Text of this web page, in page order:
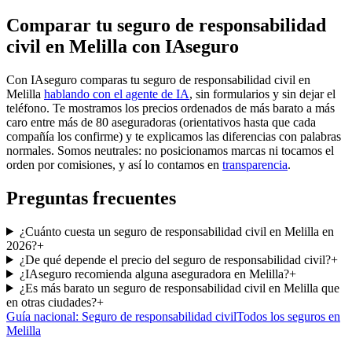
Comparar tu seguro de responsabilidad
civil en Melilla con IAseguro
Con IAseguro comparas tu seguro de responsabilidad civil en
Melilla hablando con el agente de IA, sin formularios y sin dejar el
teléfono. Te mostramos los precios ordenados de más barato a más
caro entre más de 80 aseguradoras (orientativos hasta que cada
compañía los confirme) y te explicamos las diferencias con palabras
normales. Somos neutrales: no posicionamos marcas ni tocamos el
orden por comisiones, y así lo contamos en transparencia.
Preguntas frecuentes
¿Cuánto cuesta un seguro de responsabilidad civil en Melilla en
2026?+
¿De qué depende el precio del seguro de responsabilidad civil?+
¿IAseguro recomienda alguna aseguradora en Melilla?+
¿Es más barato un seguro de responsabilidad civil en Melilla que
en otras ciudades?+
Guía nacional: Seguro de responsabilidad civilTodos los seguros en
Melilla